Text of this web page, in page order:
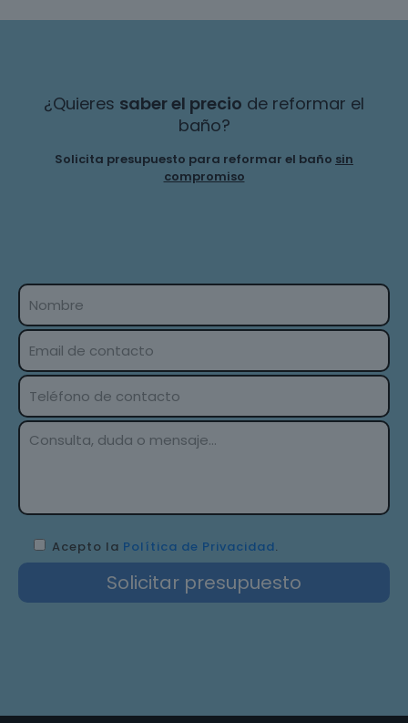
¿Quieres saber el precio de reformar el
baño?
Solicita presupuesto para reformar el baño sin
compromiso
Acepto la Política de Privacidad.